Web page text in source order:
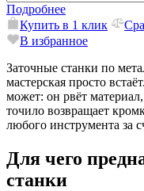
Подробнее
Купить в 1 клик
В избранное
Заточные станки по
мастерская просто
может: он рвёт
точило возвращает
любого инструмента за
Для чего
станки